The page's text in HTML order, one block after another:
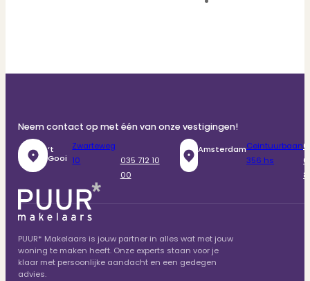
Neem contact op met één van onze vestigingen!
‘t
Gooi
Zwarteweg
10
035 712 10
00
AmsterdamCeintuurbaan
356 hs
PUUR* Makelaars is jouw partner in alles wat met jouw
woning te maken heeft. Onze experts staan voor je
klaar met persoonlijke aandacht en een gedegen
advies.